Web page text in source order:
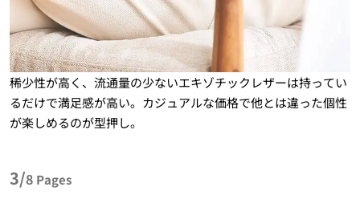
稀少性が高く、流通量の少ないエキゾチックレザーは持ってい
るだけで満足感が高い。カジュアルな価格で他とは違った個性
が楽しめるのが型押し。
3/8 Pages